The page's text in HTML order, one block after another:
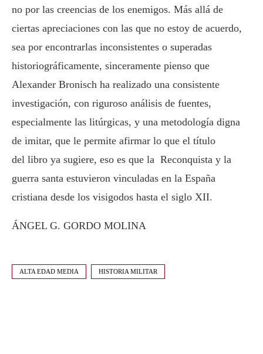
no por las creencias de los enemigos. Más allá de
ciertas apreciaciones con las que no estoy de acuerdo,
sea por encontrarlas inconsistentes o superadas
historiográficamente, sinceramente pienso que
Alexander Bronisch ha realizado una consistente
investigación, con riguroso análisis de fuentes,
especialmente las litúrgicas, y una metodología digna
de imitar, que le permite afirmar lo que el título
del libro ya sugiere, eso es que la Reconquista y la
guerra santa estuvieron vinculadas en la España
cristiana desde los visigodos hasta el siglo XII.
ÁNGEL G. GORDO MOLINA
ALTA EDAD MEDIA HISTORIA MILITAR